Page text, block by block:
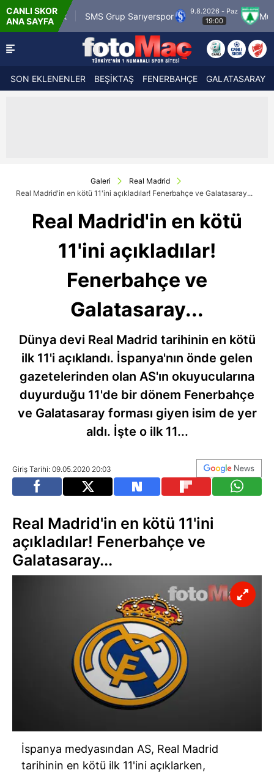
CANLI SKOR
ANA SAYFA
SMS Grup Sarıyerspor
9.8.2026 - Paz
19:00
Muğlaspor
SON EKLENENLER BEŞİKTAŞ FENERBAHÇE GALATASARAY
Galeri
Real Madrid
Real Madrid'in en kötü 11'ini açıkladılar! Fenerbahçe ve Galatasaray...
Real Madrid'in en kötü
11'ini açıkladılar!
Fenerbahçe ve
Galatasaray...
Dünya devi Real Madrid tarihinin en kötü
ilk 11'i açıklandı. İspanya'nın önde gelen
gazetelerinden olan AS'ın okuyucularına
duyurduğu 11'de bir dönem Fenerbahçe
ve Galatasaray forması giyen isim de yer
aldı. İşte o ilk 11...
Giriş Tarihi: 09.05.2020 20:03
Real Madrid'in en kötü 11'ini
açıkladılar! Fenerbahçe ve
Galatasaray...
İspanya medyasından AS, Real Madrid
tarihinin en kötü ilk 11'ini açıklarken,